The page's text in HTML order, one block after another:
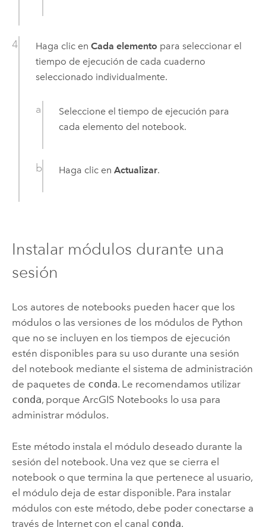
Haga clic en Cada elemento para seleccionar el
tiempo de ejecución de cada cuaderno
seleccionado individualmente.
Seleccione el tiempo de ejecución para
cada elemento del notebook.
Haga clic enActualizar.
Instalar módulos durante una
sesión
Los autores de notebooks pueden hacer que los
módulos o las versiones de los módulos de Python
que no se incluyen en los tiempos de ejecución
estén disponibles para su uso durante una sesión
del notebook mediante el sistema de administración
de paquetes de conda. Le recomendamos utilizar
conda, porque ArcGIS Notebooks lo usa para
administrar módulos.
Este método instala el módulo deseado durante la
sesión del notebook. Una vez que se cierra el
notebook o que termina la que pertenece al usuario,
el módulo deja de estar disponible. Para instalar
módulos con este método, debe poder conectarse a
través de Internet con el canal conda.